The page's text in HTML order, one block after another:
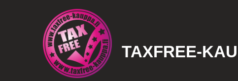
TAXFREE-